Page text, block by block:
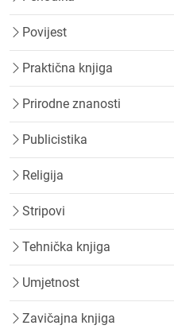
Povijest
Praktična knjiga
Prirodne znanosti
Publicistika
Religija
Stripovi
Tehnička knjiga
Umjetnost
Zavičajna knjiga